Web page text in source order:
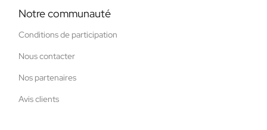
Notre communauté
Conditions de participation
Nous contacter
Nos partenaires
Avis clients